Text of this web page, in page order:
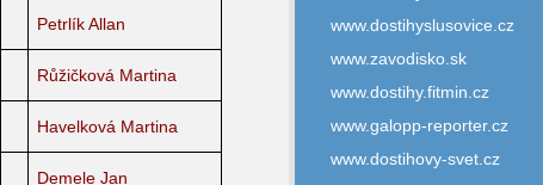
Petrlík Allan
Růžičková Martina
Havelková Martina
Demele Jan
www.dostihyslusovice.cz
www.zavodisko.sk
www.dostihy.fitmin.cz
www.galopp-reporter.cz
www.dostihovy-svet.cz